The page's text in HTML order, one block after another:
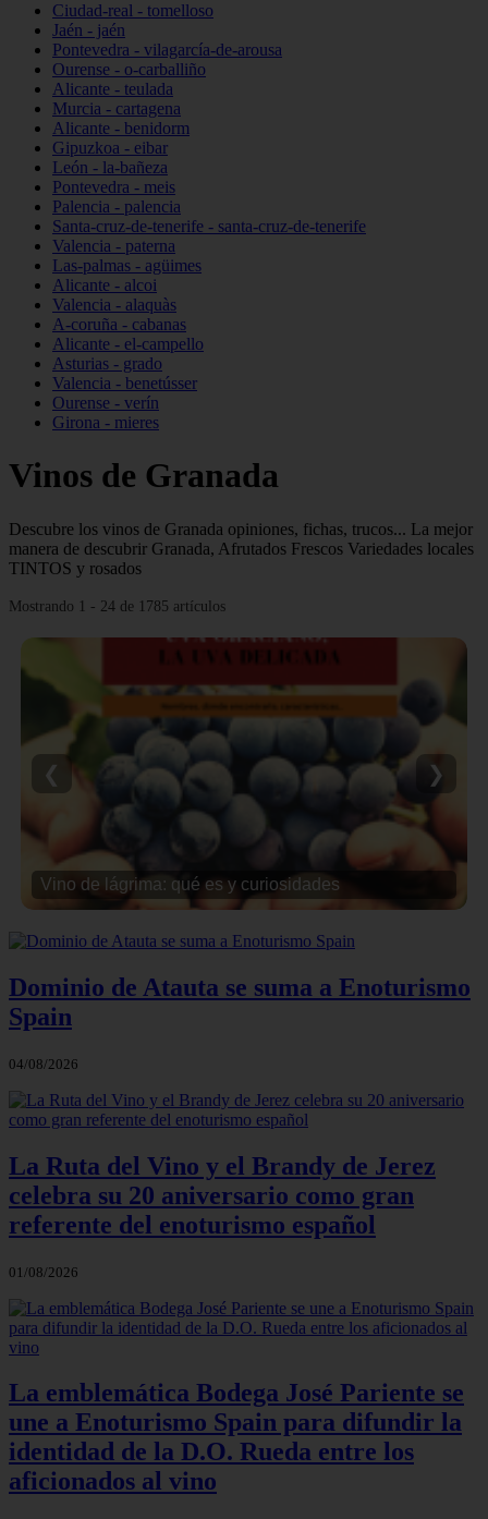
Ciudad-real - tomelloso
Jaén - jaén
Pontevedra - vilagarcía-de-arousa
Ourense - o-carballiño
Alicante - teulada
Murcia - cartagena
Alicante - benidorm
Gipuzkoa - eibar
León - la-bañeza
Pontevedra - meis
Palencia - palencia
Santa-cruz-de-tenerife - santa-cruz-de-tenerife
Valencia - paterna
Las-palmas - agüimes
Alicante - alcoi
Valencia - alaquàs
A-coruña - cabanas
Alicante - el-campello
Asturias - grado
Valencia - benetússer
Ourense - verín
Girona - mieres
Vinos de Granada
Descubre los vinos de Granada opiniones, fichas, trucos... La mejor
manera de descubrir Granada, Afrutados Frescos Variedades locales
TINTOS y rosados
Mostrando 1 - 24 de 1785 artículos
Vino de lágrima: qué es y curiosidades
❮ ❯
Dominio de Atauta se suma a Enoturismo
Spain
04/08/2026
La Ruta del Vino y el Brandy de Jerez
celebra su 20 aniversario como gran
referente del enoturismo español
01/08/2026
La emblemática Bodega José Pariente se
une a Enoturismo Spain para difundir la
identidad de la D.O. Rueda entre los
aficionados al vino